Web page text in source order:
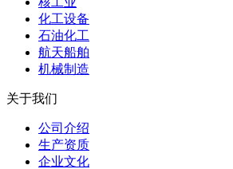
化工设备
石油化工
航天船舶
机械制造
关于我们
公司介绍
生产资质
企业文化